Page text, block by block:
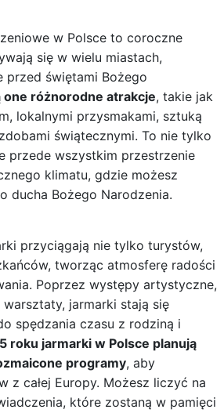
w Polsce to coroczne
się w wielu miastach,
przed świętami Bożego
one różnorodne atrakcje, takie jak
lokalnymi przysmakami, sztuką
świątecznymi. To nie tylko
przede wszystkim przestrzenie
klimatu, gdzie możesz
ducha Bożego Narodzenia.
przyciągają nie tylko turystów,
tworząc atmosferę radości
Poprzez występy artystyczne,
jarmarki stają się
spędzania czasu z rodziną i
roku jarmarki w Polsce planują
programy, aby
z całej Europy. Możesz liczyć na
które zostaną w pamięci